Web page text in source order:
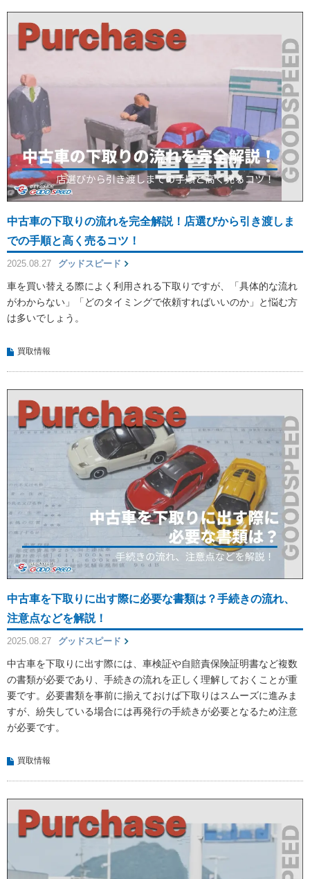
中古車の下取りの流れを完全解説！店選びから引き渡しま
での手順と高く売るコツ！
2025.08.27 グッドスピード
車を買い替える際によく利用される下取りですが、「具体的な流れ
がわからない」「どのタイミングで依頼すればいいのか」と悩む方
は多いでしょう。
買取情報
中古車を下取りに出す際に必要な書類は？手続きの流れ、
注意点などを解説！
2025.08.27 グッドスピード
中古車を下取りに出す際には、車検証や自賠責保険証明書など複数
の書類が必要であり、手続きの流れを正しく理解しておくことが重
要です。必要書類を事前に揃えておけば下取りはスムーズに進みま
すが、紛失している場合には再発行の手続きが必要となるため注意
が必要です。
買取情報